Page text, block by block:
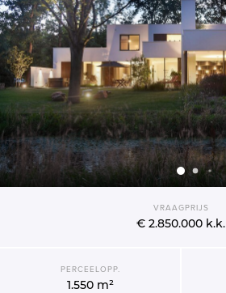
VRAAGPRIJS
€ 2.850.000 k.k.
PERCEELOPP.
1.550 m²